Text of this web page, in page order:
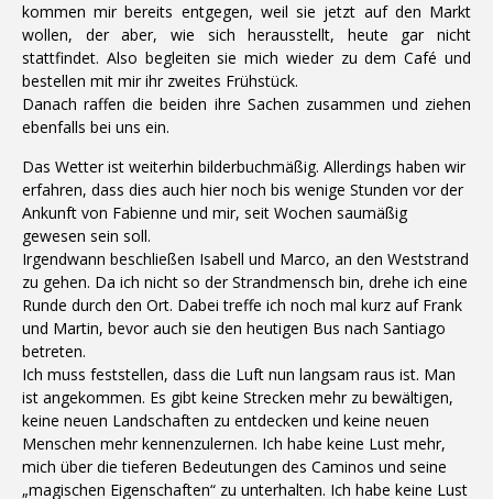
kommen mir bereits entgegen, weil sie jetzt auf den Markt
wollen, der aber, wie sich herausstellt, heute gar nicht
stattfindet. Also begleiten sie mich wieder zu dem Café und
bestellen mit mir ihr zweites Frühstück.
Danach raffen die beiden ihre Sachen zusammen und ziehen
ebenfalls bei uns ein.
Das Wetter ist weiterhin bilderbuchmäßig. Allerdings haben wir
erfahren, dass dies auch hier noch bis wenige Stunden vor der
Ankunft von Fabienne und mir, seit Wochen saumäßig
gewesen sein soll.
Irgendwann beschließen Isabell und Marco, an den Weststrand
zu gehen. Da ich nicht so der Strandmensch bin, drehe ich eine
Runde durch den Ort. Dabei treffe ich noch mal kurz auf Frank
und Martin, bevor auch sie den heutigen Bus nach Santiago
betreten.
Ich muss feststellen, dass die Luft nun langsam raus ist. Man
ist angekommen. Es gibt keine Strecken mehr zu bewältigen,
keine neuen Landschaften zu entdecken und keine neuen
Menschen mehr kennenzulernen. Ich habe keine Lust mehr,
mich über die tieferen Bedeutungen des Caminos und seine
„magischen Eigenschaften“ zu unterhalten. Ich habe keine Lust